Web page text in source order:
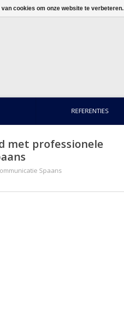
REFERENTIES
met professionele
Spaans
cookies om onze website te verbeteren.